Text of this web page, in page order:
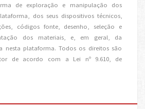
de exploração e manipulação dos
dos seus dispositivos técnicos,
códigos fonte, desenho, seleção e
dos materiais, e, em geral, da
nesta plataforma. Todos os direitos são
de acordo com a Lei nº 9.610, de